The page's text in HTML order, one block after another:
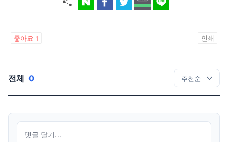
좋아요 1 인쇄
전체 0